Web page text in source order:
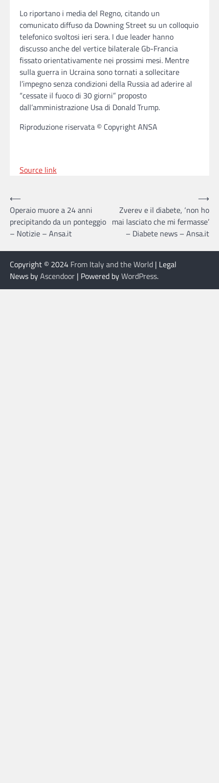
Lo riportano i media del Regno, citando un
comunicato diffuso da Downing Street su un colloquio
telefonico svoltosi ieri sera. I due leader hanno
discusso anche del vertice bilaterale Gb-Francia
fissato orientativamente nei prossimi mesi. Mentre
sulla guerra in Ucraina sono tornati a sollecitare
l’impegno senza condizioni della Russia ad aderire al
“cessate il fuoco di 30 giorni” proposto
dall’amministrazione Usa di Donald Trump.
Riproduzione riservata © Copyright ANSA
Source link
Post
navigation
⟵
Operaio muore a 24 anni
precipitando da un ponteggio
– Notizie – Ansa.it
Zverev e il diabete, ‘non ho
mai lasciato che mi fermasse’
– Diabete news – Ansa.it
⟶
Copyright © 2024 From Italy and the World | Legal
News byAscendoor | Powered byWordPress.